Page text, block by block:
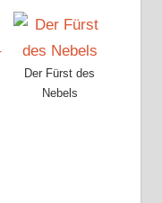
Der Fürst des
Nebels